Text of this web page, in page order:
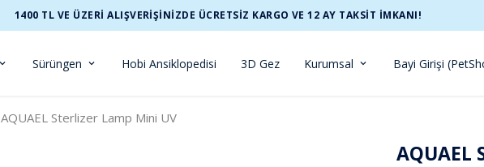
1400 TL VE ÜZERİ ALIŞVERİŞİNİZDE ÜCRETSİZ KARGO VE 12 AY TAKSİT İMKANI!
Sürüngen Hobi Ansiklopedisi 3D Gez Kurumsal Bayi Girişi
AQUAEL Sterlizer Lamp Mini UV